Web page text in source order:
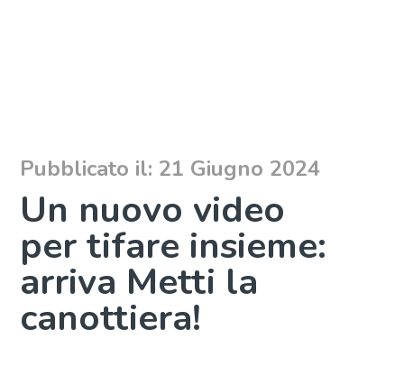
Pubblicato il: 21 Giugno 2024
Un nuovo video
per tifare insieme:
arriva Metti la
canottiera!